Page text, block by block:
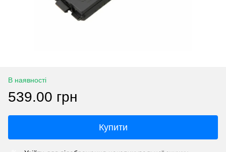
В наявності
539.00 грн
Купити